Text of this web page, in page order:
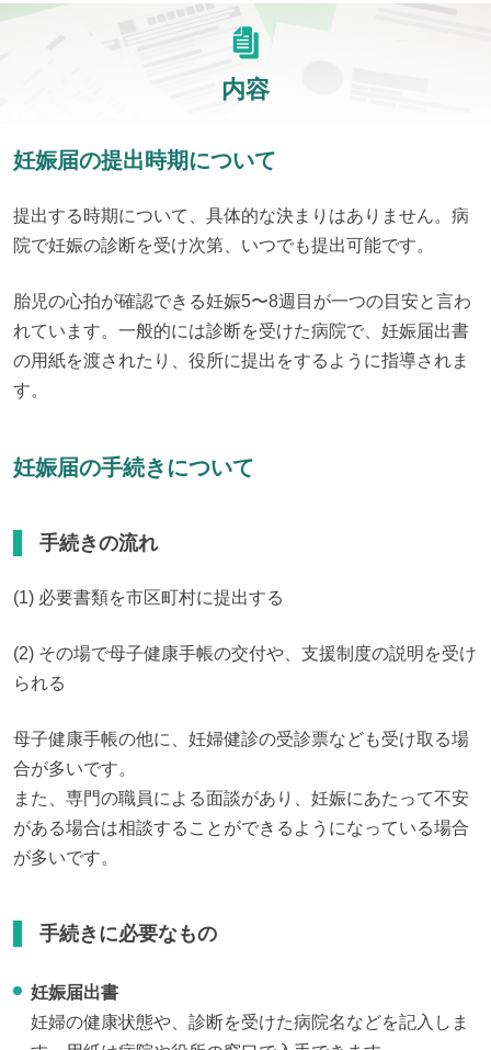
内容
妊娠届の提出時期について
提出する時期について、具体的な決まりはありません。病
院で妊娠の診断を受け次第、いつでも提出可能です。
胎児の心拍が確認できる妊娠5〜8週目が一つの目安と言わ
れています。一般的には診断を受けた病院で、妊娠届出書
の用紙を渡されたり、役所に提出をするように指導されま
す。
妊娠届の手続きについて
手続きの流れ
(1) 必要書類を市区町村に提出する
(2) その場で母子健康手帳の交付や、支援制度の説明を受け
られる
母子健康手帳の他に、妊婦健診の受診票なども受け取る場
合が多いです。
また、専門の職員による面談があり、妊娠にあたって不安
がある場合は相談することができるようになっている場合
が多いです。
手続きに必要なもの
妊娠届出書
妊婦の健康状態や、診断を受けた病院名などを記入しま